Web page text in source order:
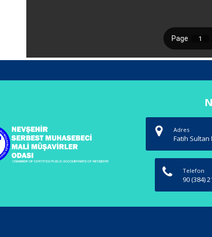
Adres
Fatih Sultan
Telefon
90 (384)